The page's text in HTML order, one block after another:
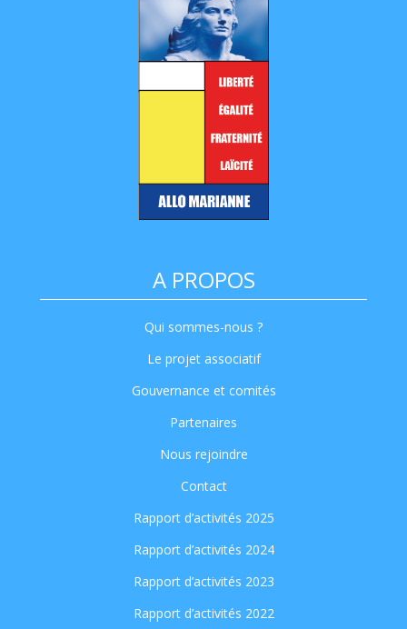
A PROPOS
Qui sommes-nous ?
Le projet associatif
Gouvernance et comités
Partenaires
Nous rejoindre
Contact
Rapport d’activités 2025
Rapport d’activités 2024
Rapport d’activités 2023
Rapport d’activités 2022